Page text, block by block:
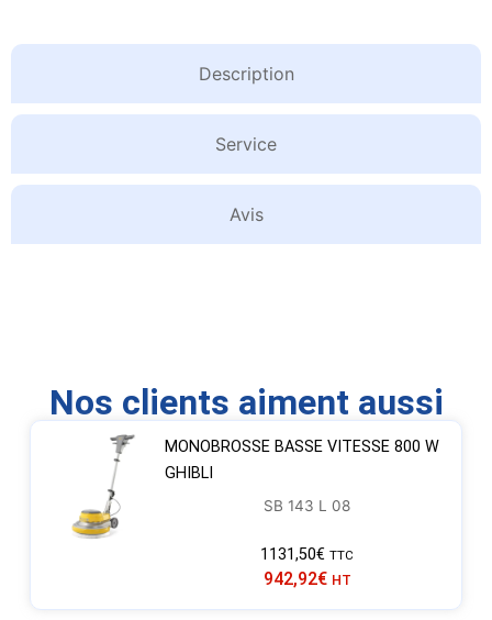
Description
Service
Avis
Nos clients aiment aussi
MONOBROSSE BASSE VITESSE 800 W
GHIBLI
SB 143 L 08
1131,50€ TTC
942,92€ HT